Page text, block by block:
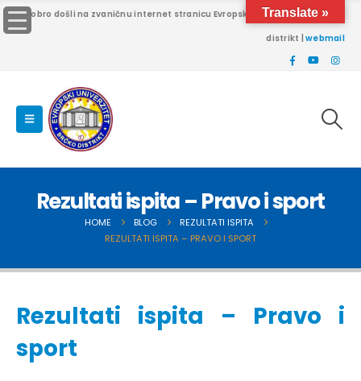
Dobro došli na zvaničnu internet stranicu Evropskog univerziteta Brčko
distrikt |webmail
Rezultati ispita – Pravo i sport
HOME BLOG
REZULTATI ISPITA
REZULTATI ISPITA – PRAVO I SPORT
Rezultati ispita – Pravo i
sport
Translate »